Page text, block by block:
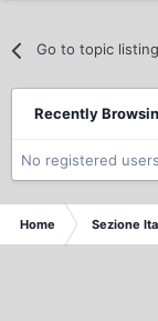
Go to topic listing
Recently
No registered
Home Sezione